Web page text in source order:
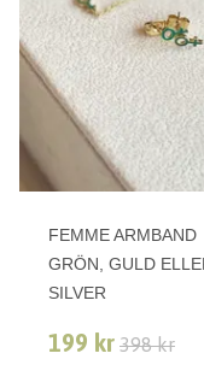
FEMME ARMBAND
GRÖN, GULD
SILVER
199 kr 398 kr